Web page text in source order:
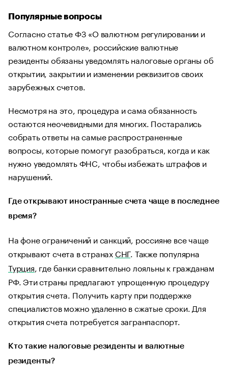
Популярные вопросы
Согласно статье ФЗ «О валютном регулировании и
валютном контроле», российские валютные
резиденты обязаны уведомлять налоговые органы об
открытии, закрытии и изменении реквизитов своих
зарубежных счетов.
Несмотря на это, процедура и сама обязанность
остаются неочевидными для многих. Постарались
собрать ответы на самые распространенные
вопросы, которые помогут разобраться, когда и как
нужно уведомлять ФНС, чтобы избежать штрафов и
нарушений.
Где открывают иностранные счета чаще в последнее
время?
На фоне ограничений и санкций, россияне все чаще
открывают счета в странах СНГ. Также популярна
Турция, где банки сравнительно лояльны к гражданам
РФ. Эти страны предлагают упрощенную процедуру
открытия счета. Получить карту при поддержке
специалистов можно удаленно в сжатые сроки. Для
открытия счета потребуется загранпаспорт.
Кто такие налоговые резиденты и валютные
резиденты?